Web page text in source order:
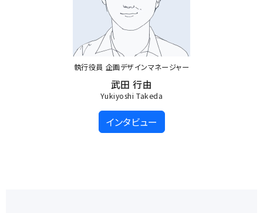
執行役員 企画デザインマネージャー
武田 行由
Yukiyoshi Takeda
インタビュー